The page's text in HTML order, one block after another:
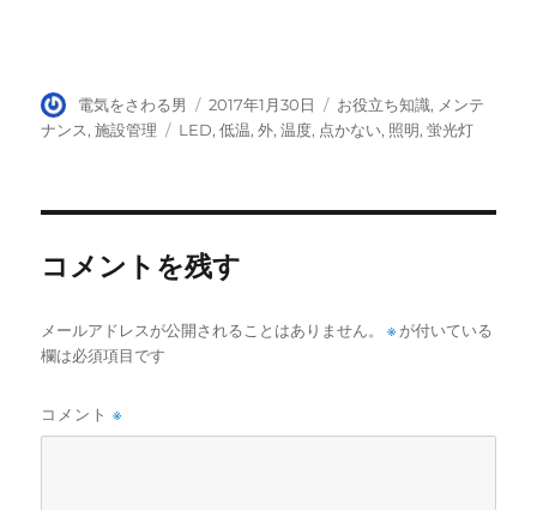
投
稿
電気をさわる男
投
稿
2017年1月30日
カ
テ
お役立ち知識, メンテ
ナンス,施設管理
タ
LED,低温,外,温度, 点かない, 照明,蛍光灯
コメントを残す
メールアドレスが公開されることはありません。 ※ が付いている
欄は必須項目です
コメント※